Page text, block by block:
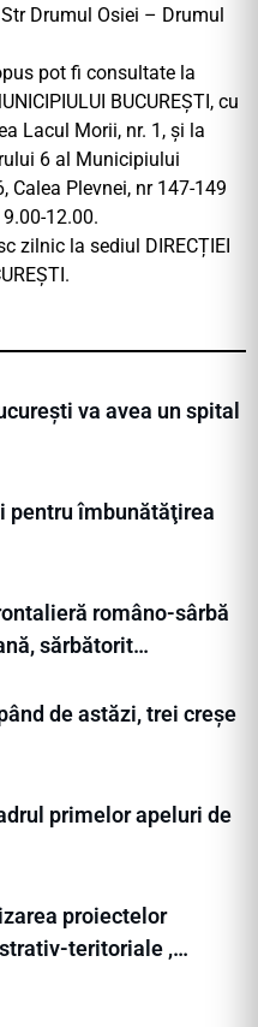
Drumul Osiei – Drumul
pot fi consultate la
BUCUREȘTI, cu
Lacul Morii, nr. 1, şi la
6 al Municipiului
Calea Plevnei, nr 147-149
12.00.
zilnic la sediul DIRECȚIEI
va avea un spital
pentru îmbunătăţirea
româno-sârbă
sărbătorit…
de astăzi, trei creșe
primelor apeluri de
proiectelor
teritoriale ,…